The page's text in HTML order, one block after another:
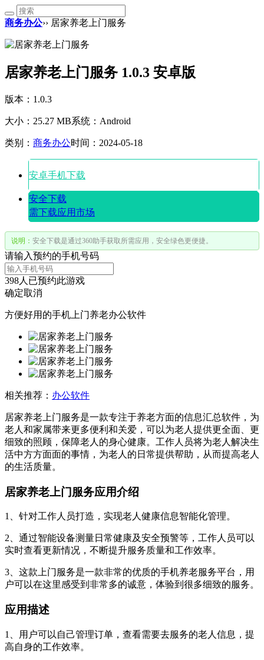
商务办公›› 居家养老上门服务
居家养老上门服务 1.0.3 安卓版
版本：1.0.3
大小：25.27 MB系统：Android
类别： 商务办公时间：2024-05-18
安卓手机下载
安全下载
需下载应用市场
说明： 安全下载是通过360助手获取所需应用，安全绿色更便捷。
请输入预约的手机号码
398人已预约此游戏
确定取消
方便好用的手机上门养老办公软件
相关推荐： 办公软件
居家养老上门服务是一款专注于养老方面的信息汇总软件，为
老人和家属带来更多便利和关爱，可以为老人提供更全面、更
细致的照顾，保障老人的身心健康。工作人员将为老人解决生
活中方方面面的事情，为老人的日常提供帮助，从而提高老人
的生活质量。
居家养老上门服务应用介绍
1、针对工作人员打造，实现老人健康信息智能化管理。
2、通过智能设备测量日常健康及安全预警等，工作人员可以
实时查看更新情况，不断提升服务质量和工作效率。
3、这款上门服务是一款非常的优质的手机养老服务平台，用
户可以在这里感受到非常多的诚意，体验到很多细致的服务。
应用描述
1、用户可以自己管理订单，查看需要去服务的老人信息，提
高自身的工作效率。